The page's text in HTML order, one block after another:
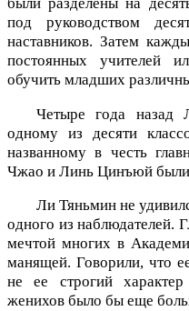
под руководством
наставников. Затем
постоянных учителей
обучить младших
Четыре года назад
одному из десяти
названному в честь
Чжао и Линь Цинъюй были
Ли Тяньмин не
одного из наблюдателей.
мечтой многих в
манящей. Говорили, что
не ее строгий
женихов было бы еще